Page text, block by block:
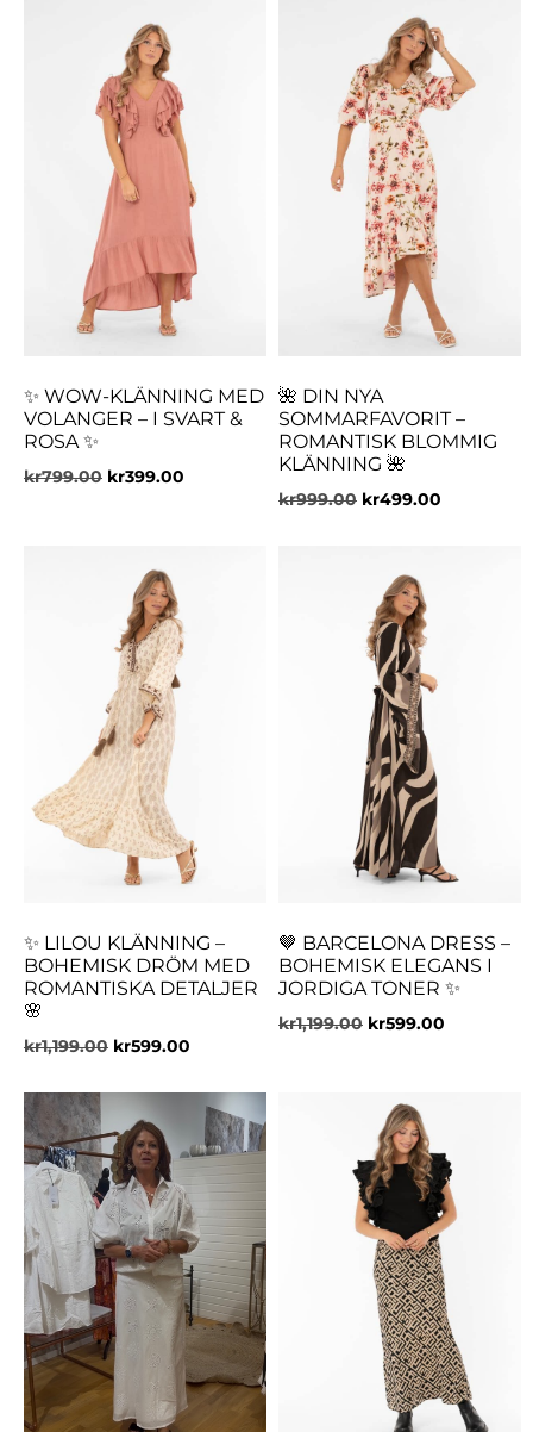
✨ WOW-KLÄNNING MED
VOLANGER – I SVART &
ROSA ✨
kr799.00 kr399.00
🌺 DIN NYA
SOMMARFAVORIT –
ROMANTISK BLOMMIG
KLÄNNING 🌺
kr999.00 kr499.00
✨ LILOU KLÄNNING –
BOHEMISK DRÖM MED
ROMANTISKA DETALJER
🌸
kr1,199.00 kr599.00
🤎 BARCELONA DRESS –
BOHEMISK ELEGANS I
JORDIGA TONER ✨
kr1,199.00 kr599.00